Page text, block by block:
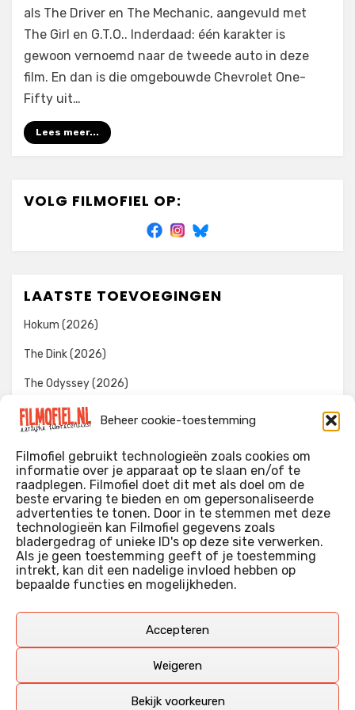
Beheer cookie-toestemming
Filmofiel gebruikt technologieën zoals cookies om
informatie over je apparaat op te slaan en/of te
raadplegen. Filmofiel doet dit met als doel om de
beste ervaring te bieden en om gepersonaliseerde
advertenties te tonen. Door in te stemmen met deze
technologieën kan Filmofiel gegevens zoals
bladergedrag of unieke ID's op deze site verwerken.
Als je geen toestemming geeft of je toestemming
intrekt, kan dit een nadelige invloed hebben op
bepaalde functies en mogelijkheden.
Accepteren
Weigeren
Bekijk voorkeuren
als The Driver en The Mechanic, aangevuld met
The Girl en G.T.O.. Inderdaad: één karakter is
gewoon vernoemd naar de tweede auto in deze
film. En dan is die omgebouwde Chevrolet One-
Fifty uit…
Lees meer...
VOLG FILMOFIEL OP:
LAATSTE TOEVOEGINGEN
Hokum (2026)
The Dink (2026)
The Odyssey (2026)
Evil Dead Burn (2026)
WIE IK BEN…?
Ik ben ooit begonnen met m’n recensies omdat ik zoveel
films keek dat ik af en toe niet meer wist welke ik nu wel of
niet gezien had. Ik ben een filmliefhebber, heb als hobby nog
erg lang in een videotheek gewerkt, en heb als coproducent
Deze recensies zijn dan ook vooral vrij pretentieloze
aangevuld met een groeiende kennis over de kunde én de
kunst van het maken van film.